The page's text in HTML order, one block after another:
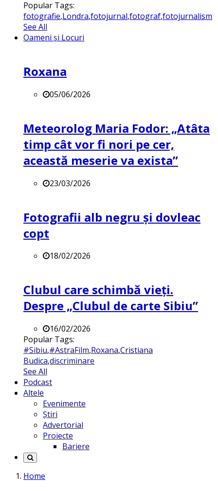
Popular Tags:
fotografie,Londra,fotojurnal,fotograf,fotojurnalism
See All
Oameni și Locuri
Roxana
05/06/2026
Meteorolog Maria Fodor: „Atâta
timp cât vor fi nori pe cer,
această meserie va exista”
23/03/2026
Fotografii alb negru și dovleac
copt
18/02/2026
Clubul care schimbă vieți.
Despre „Clubul de carte Sibiu”
16/02/2026
Popular Tags:
#Sibiu,#AstraFilm,Roxana,Cristiana
Budica,discriminare
See All
Podcast
Altele
Evenimente
Știri
Advertorial
Proiecte
Bariere
Home